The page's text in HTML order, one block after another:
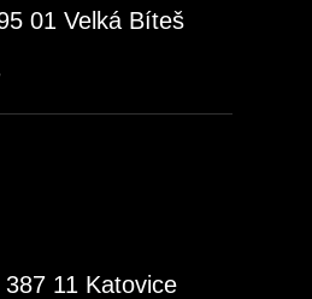
01 Velká Bíteš
11 Katovice